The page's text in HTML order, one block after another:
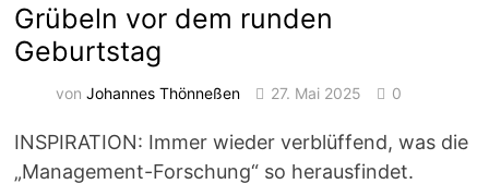
Grübeln vor dem runden
Geburtstag
vonJohannes Thönneßen 27. Mai 2025 0
INSPIRATION: Immer wieder verblüffend, was die
„Management-Forschung“ so herausfindet.